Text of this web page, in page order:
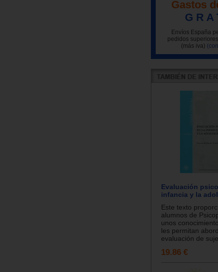
Gastos
G R A
Envíos España
pedidos
(más iva)
Evaluación
infancia y la
Este texto
alumnos de
unos
les permitan
evaluación de
19.86 €